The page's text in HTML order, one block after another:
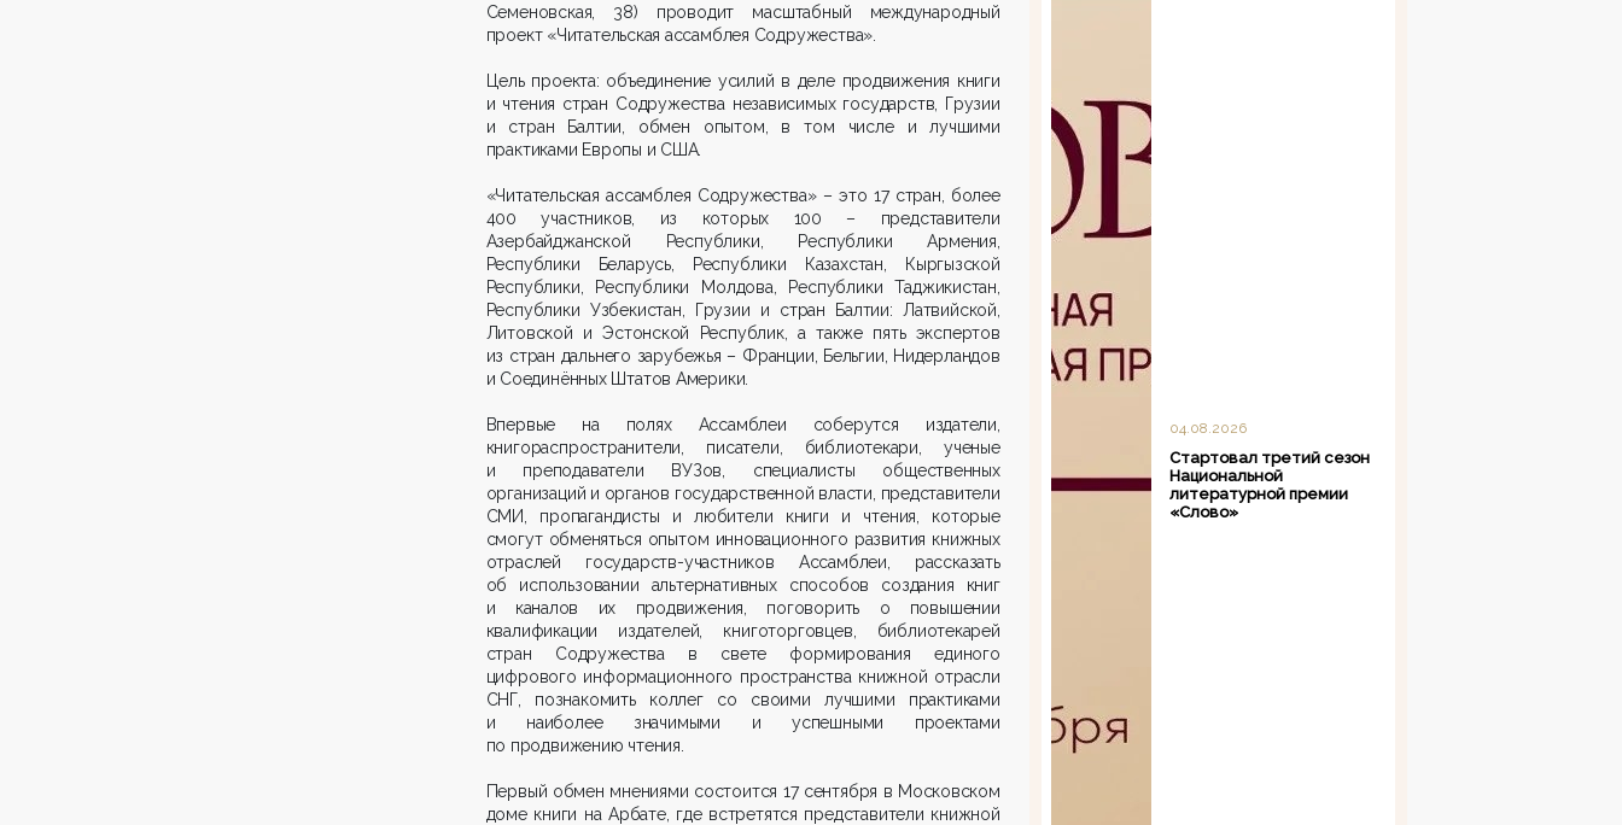
Семеновская, 38) проводит масштабный международный
проект «Читательская ассамблея Содружества».
Цель проекта: объединение усилий в деле продвижения книги
и чтения стран Содружества независимых государств, Грузии
и стран Балтии, обмен опытом, в том числе и лучшими
практиками Европы и США.
«Читательская ассамблея Содружества» – это 17 стран, более
400 участников, из которых 100 – представители
Азербайджанской Республики, Республики Армения,
Республики Беларусь, Республики Казахстан, Кыргызской
Республики, Республики Молдова, Республики Таджикистан,
Республики Узбекистан, Грузии и стран Балтии: Латвийской,
Литовской и Эстонской Республик, а также пять экспертов
из стран дальнего зарубежья – Франции, Бельгии, Нидерландов
и Соединённых Штатов Америки.
Впервые на полях Ассамблеи соберутся издатели,
книгораспространители, писатели, библиотекари, ученые
и преподаватели ВУЗов, специалисты общественных
организаций и органов государственной власти, представители
СМИ, пропагандисты и любители книги и чтения, которые
смогут обменяться опытом инновационного развития книжных
отраслей государств-участников Ассамблеи, рассказать
об использовании альтернативных способов создания книг
и каналов их продвижения, поговорить о повышении
квалификации издателей, книготорговцев, библиотекарей
стран Содружества в свете формирования единого
цифрового информационного пространства книжной отрасли
СНГ, познакомить коллег со своими лучшими практиками
и наиболее значимыми и успешными проектами
по продвижению чтения.
Первый обмен мнениями состоится 17 сентября в Московском
доме книги на Арбате, где встретятся представители книжной
04.08.2026
Стартовал третий сезон
Национальной
литературной премии
«Слово»